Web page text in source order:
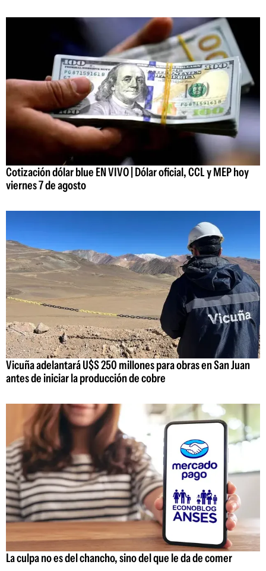
Cotización dólar blue EN VIVO | Dólar oficial, CCL y MEP hoy
viernes 7 de agosto
Vicuña adelantará U$S 250 millones para obras en San Juan
antes de iniciar la producción de cobre
La culpa no es del chancho, sino del que le da de comer